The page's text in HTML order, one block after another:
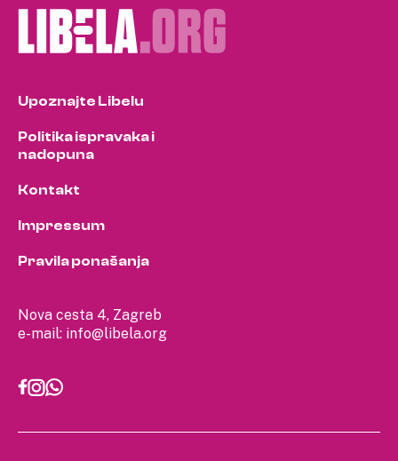
Nova cesta 4, Zagreb
e-mail: info@libela.org
Upoznajte Libelu
Politika ispravaka i
nadopuna
Kontakt
Impressum
Pravila ponašanja